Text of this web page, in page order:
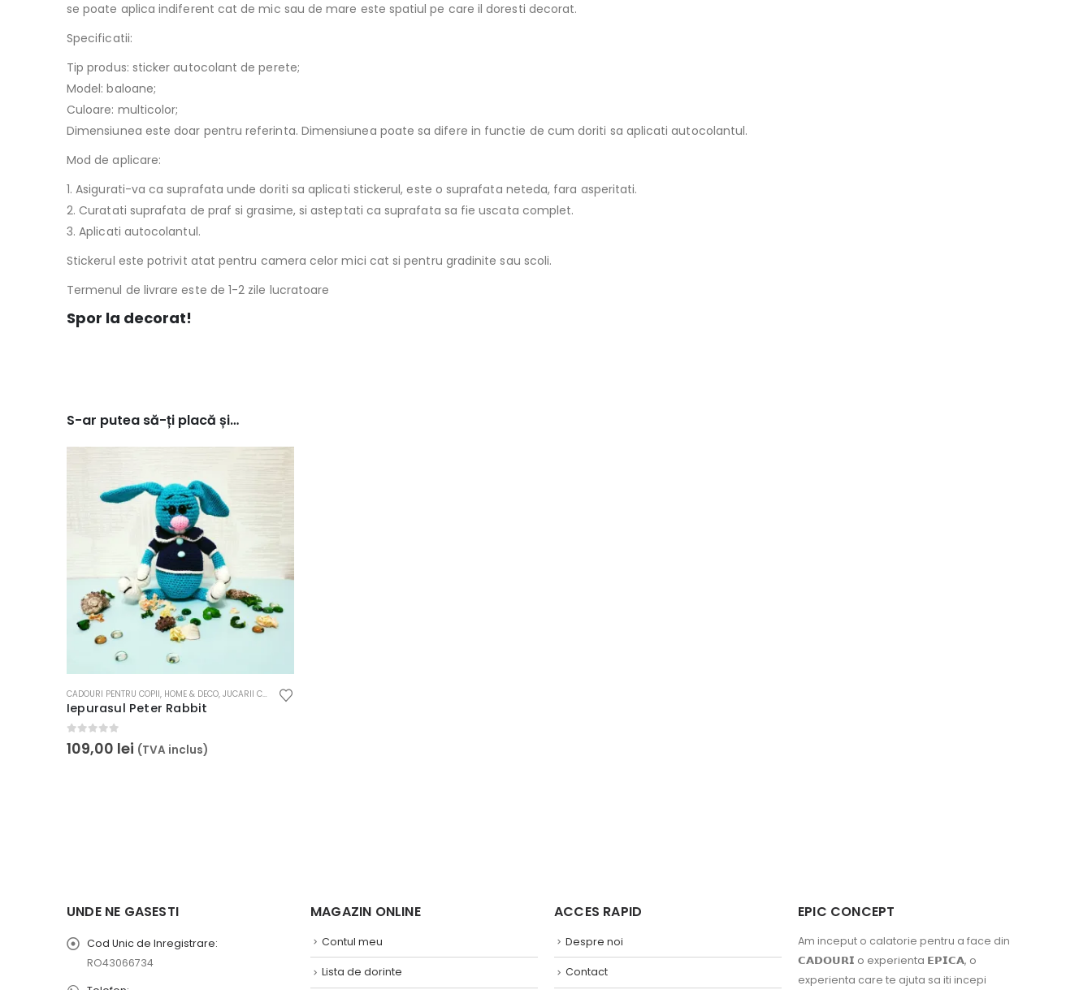
se poate aplica indiferent cat de mic sau de mare este spatiul pe care il doresti decorat.
Specificatii:
Tip produs: sticker autocolant de perete;
Model: baloane;
Culoare: multicolor;
Dimensiunea este doar pentru referinta. Dimensiunea poate sa difere in functie de cum doriti sa aplicati autocolantul.
Mod de aplicare:
1. Asigurati-va ca suprafata unde doriti sa aplicati stickerul, este o suprafata neteda, fara asperitati.
2. Curatati suprafata de praf si grasime, si asteptati ca suprafata sa fie uscata complet.
3. Aplicati autocolantul.
Stickerul este potrivit atat pentru camera celor mici cat si pentru gradinite sau scoli.
Termenul de livrare este de 1-2 zile lucratoare
Spor la decorat!
S-ar putea să-ți placă și…
CADOURI PENTRU COPII, HOME & DECO, JUCARII CROSETATE
Iepurasul Peter Rabbit
out of 5
109,00 lei (TVA inclus)
UNDE NE GASESTI
Cod Unic de Inregistrare:
RO43066734
MAGAZIN ONLINE ​
Contul meu
Lista de dorinte
ACCES RAPID
Despre noi
Contact
EPIC CONCEPT
Am inceput o calatorie pentru a face din
𝗖𝗔𝗗𝗢𝗨𝗥𝗜 o experienta 𝗘𝗣𝗜𝗖𝗔, o
experienta care te ajuta sa iti incepi